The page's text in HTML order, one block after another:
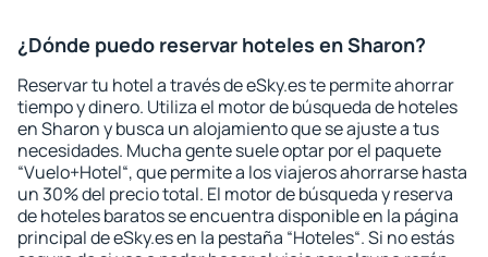
¿Dónde puedo reservar hoteles en Sharon?
Reservar tu hotel a través de eSky.es te permite ahorrar
tiempo y dinero. Utiliza el motor de búsqueda de hoteles
en Sharon y busca un alojamiento que se ajuste a tus
necesidades. Mucha gente suele optar por el paquete
“Vuelo+Hotel“, que permite a los viajeros ahorrarse hasta
un 30% del precio total. El motor de búsqueda y reserva
de hoteles baratos se encuentra disponible en la página
principal de eSky.es en la pestaña “Hoteles“. Si no estás